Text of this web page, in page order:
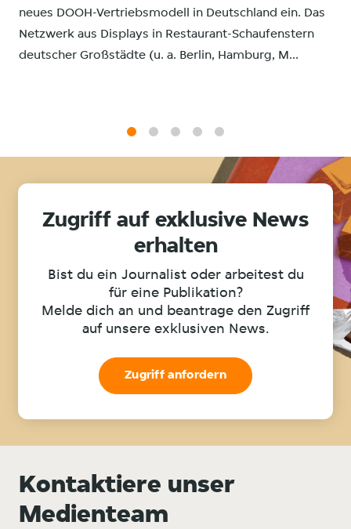
neues DOOH-Vertriebsmodell in Deutschland ein. Das
Netzwerk aus Displays in Restaurant-Schaufenstern
deutscher Großstädte (u. a. Berlin, Hamburg, M...
Zugriff auf exklusive News
erhalten
Bist du ein Journalist oder arbeitest du
für eine Publikation?
Melde dich an und beantrage den Zugriff
auf unsere exklusiven News.
Zugriff anfordern
Kontaktiere unser
Medienteam